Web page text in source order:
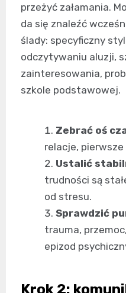
przeżyć załamania.
da się znaleźć
ślady: specyficzny
odczytywaniu aluzji,
zainteresowania,
szkole podstawowej.
Zebrać oś
relacje,
Ustalić
trudności są
od stresu.
Sprawdzić
trauma,
epizod
Krok 2: